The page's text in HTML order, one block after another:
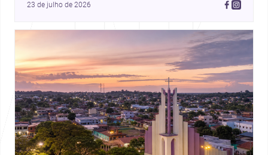
integrada ao terreno. Descubra mais inspirações, projetos
23 de julho de 2026